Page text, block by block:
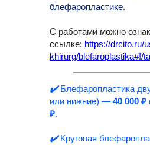
блефаропластике.
С работами можно
ссылке: https://drcito.ru/
khirurg/blefaroplastika#!/
✔️Блефаропластика
или нижние) — 40 000 ₽
₽.
✔️Круговая